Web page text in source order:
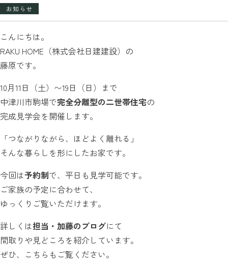
お知らせ
こんにちは。
RAKU HOME（株式会社日建建設）の
藤原です。
10月11日（土）〜19日（日）まで
中津川市駒場で完全分離型の二世帯住宅の
完成見学会を開催します。
「つながりながら、ほどよく離れる」
そんな暮らしを形にしたお家です。
今回は予約制で、平日も見学可能です。
ご家族の予定に合わせて、
ゆっくりご覧いただけます。
詳しくは担当・加藤のブログにて
間取りや見どころを紹介しています。
ぜひ、こちらもご覧ください。